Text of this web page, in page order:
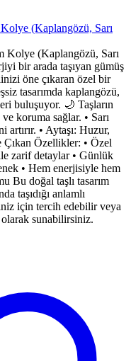
(Kaplangözü, Sarı
Kolye (Kaplangözü, Sarı
bir arada taşıyan gümüş
öne çıkaran özel bir
tasarımda kaplangözü,
buluşuyor. 🌙 Taşların
koruma sağlar. • Sarı
• Aytaşı: Huzur,
Özellikler: • Özel
zarif detaylar • Günlük
• Hem enerjisiyle hem
Bu doğal taşlı tasarım
taşıdığı anlamlı
için tercih edebilir veya
sunabilirsiniz.